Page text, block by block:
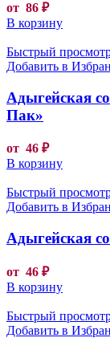
от 86 ₽
В корзину
Быстрый
Добавить в
Адыгейская
Пак»
от 46 ₽
В корзину
Быстрый
Добавить в
Адыгейская
от 46 ₽
В корзину
Быстрый
Добавить в